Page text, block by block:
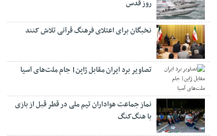
روز قدس
نخبگان برای اعتلای فرهنگ قرآنی تلاش کنند
تصاویر برد ایران مقابل ژاپن| جام ملت‌های آسیا
نماز جماعت هواداران تیم ملی در قطر قبل از بازی
با هنگ‌کنگ